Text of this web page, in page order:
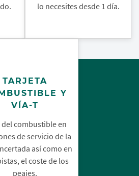
lo necesites desde 1 día.
TARJETA
Y
VÍA-T
del combustible en
de servicio de la
así como en
el coste de los
peajes.